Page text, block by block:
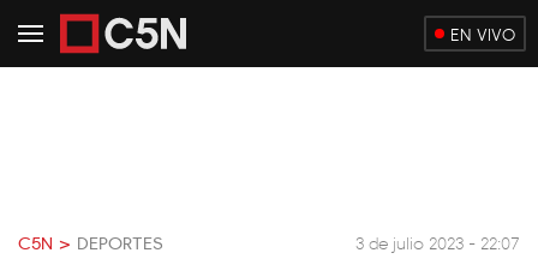
EN VIVO
C5N > DEPORTES 3 de julio 2023 - 22:07